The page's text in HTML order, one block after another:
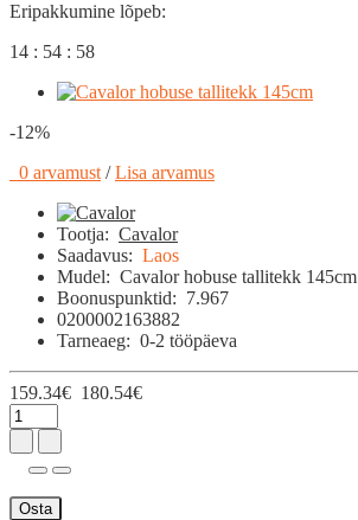
Eripakkumine lõpeb:
14 : 54 : 57
-12%
0 arvamust / Lisa arvamus
Tootja: Cavalor
Saadavus: Laos
Mudel: Cavalor hobuse tallitekk 145cm
Boonuspunktid: 7.967
0200002163882
Tarneaeg: 0-2 tööpäeva
159.34€ 180.54€
Osta